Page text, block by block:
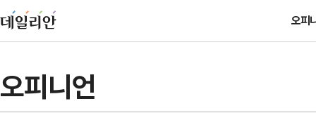
오피
오피니언